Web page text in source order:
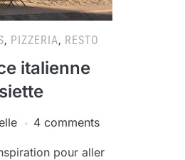
, PIZZERIA, RESTO
italienne
4 comments
pour aller